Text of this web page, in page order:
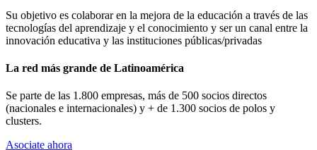
Su objetivo es colaborar en la mejora de la educación a través de las
tecnologías del aprendizaje y el conocimiento y ser un canal entre la
innovación educativa y las instituciones públicas/privadas
La red más grande de Latinoamérica
Se parte de las 1.800 empresas, más de 500 socios directos
(nacionales e internacionales) y + de 1.300 socios de polos y
clusters.
Asociate ahora